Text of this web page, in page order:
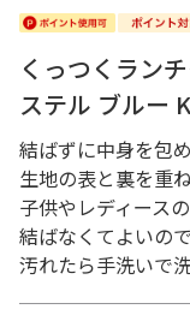
くっつくラン
ステル ブルー
結ばずに中身を包
生地の表と裏を重
子供やレディース
結ばなくてよいの
汚れたら手洗いで